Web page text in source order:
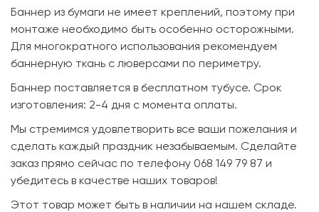
Баннер из бумаги не имеет креплений, поэтому при
монтаже необходимо быть особенно осторожными.
Для многократного использования рекомендуем
баннерную ткань с люверсами по периметру.
Баннер поставляется в бесплатном тубусе. Срок
изготовления: 2-4 дня с момента оплаты.
Мы стремимся удовлетворить все ваши пожелания и
сделать каждый праздник незабываемым. Сделайте
заказ прямо сейчас по телефону 068 149 79 87 и
убедитесь в качестве наших товаров!
Этот товар может быть в наличии на нашем складе.